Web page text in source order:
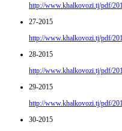
http://www.khalkovozi.tj/pdf/
27-2015
http://www.khalkovozi.tj/pdf/
28-2015
http://www.khalkovozi.tj/pdf/
29-2015
http://www.khalkovozi.tj/pdf/
30-2015